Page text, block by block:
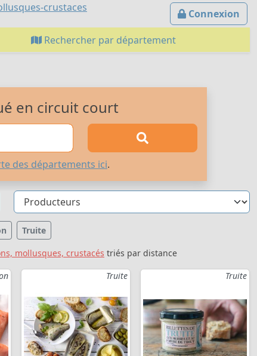
Connexion
crustaces
Rechercher par département
en circuit court
des départements ici.
Truite
mollusques, crustacés triés par distance
Truite Truite